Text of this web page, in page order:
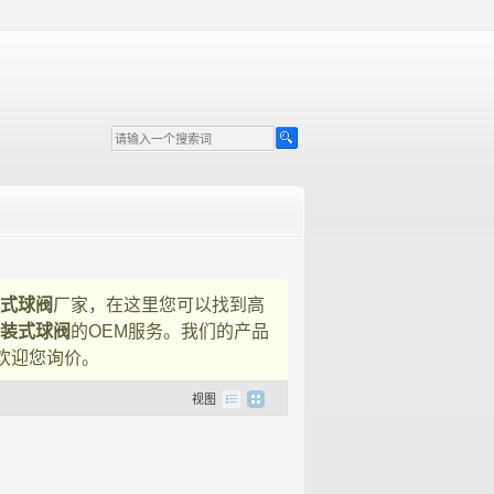
球阀厂家，在这里您可以找到高
式球阀的OEM服务。我们的产品
您询价。
视图